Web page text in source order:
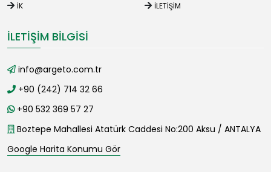
İK
İLETIŞIM
İLETIŞIM BILGISI
info@argeto.com.tr
+90 (242) 714 32 66
+90 532 369 57 27
Boztepe Mahallesi Atatürk Caddesi No:200 Aksu / ANTALYA
Google Harita Konumu Gör